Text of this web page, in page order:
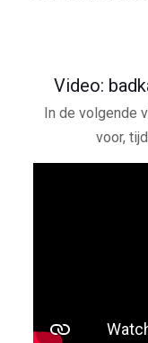
Video:
In de volgende
voor,